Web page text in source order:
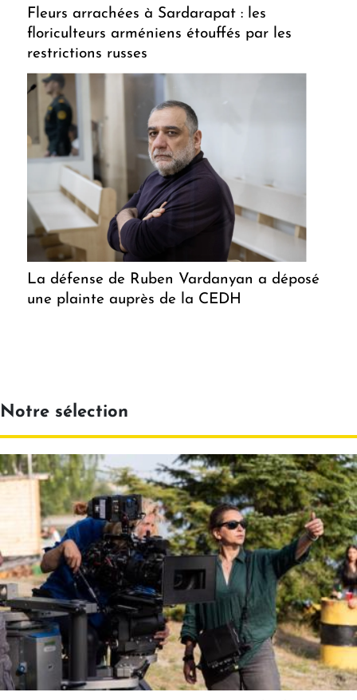
Fleurs arrachées à Sardarapat : les
floriculteurs arméniens étouffés par les
restrictions russes
La défense de Ruben Vardanyan a déposé
une plainte auprès de la CEDH
Notre sélection